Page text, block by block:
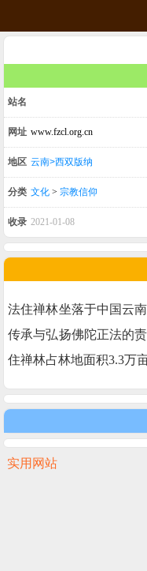
站名
网址 www.fzcl.org.cn
地区 云南>西双版纳
分类 文化 > 宗教信仰
收录 2021-01-08
法住禅林坐落于中国云
传承与弘扬佛陀正法的
住禅林占林地面积3.3万
实用网站